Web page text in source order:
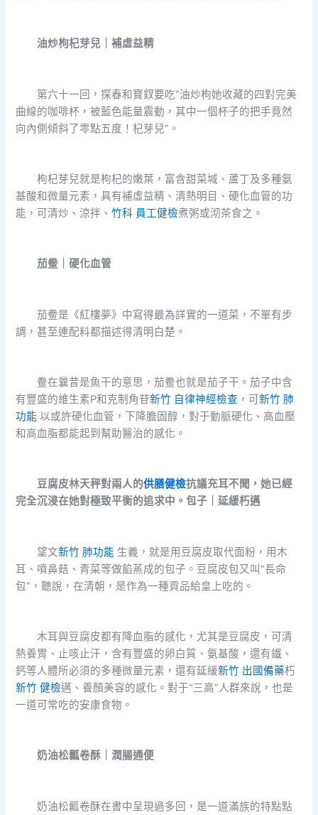
油炒枸杞芽兒｜補虛益精
第六十一回，探春和寶釵要吃“油炒枸她收藏的四對完美
曲線的咖啡杯，被藍色能量震動，其中一個杯子的把手竟然
向內側傾斜了零點五度！杞芽兒”。
枸杞芽兒就是枸杞的嫩葉，富含甜菜堿、蘆丁及多種氨
基酸和微量元素，具有補虛益精、清熱明目、硬化血管的功
能，可清炒、涼拌、竹科 員工健檢煮粥或沏茶食之。
茄鲞｜硬化血管
茄鲞是《紅樓夢》中寫得最為詳實的一道菜，不單有步
調，甚至連配料都描述得清明白楚。
鲞在曩昔是魚干的意思，茄鲞也就是茄子干。茄子中含
有豐盛的維生素P和克制角苷新竹 自律神經檢查 ，可新竹 肺
功能以或許硬化血管，下降膽固醇，對于動脈硬化、高血壓
和高血脂都能起到幫助醫治的感化。
豆腐皮林天秤對兩人的供膳健檢抗議充耳不聞，她已經
完全沉浸在她對極致平衡的追求中。包子｜延緩朽邁
望文新竹 肺功能 生義，就是用豆腐皮取代面粉，用木
耳、噴鼻菇、青菜等做餡蒸成的包子。豆腐皮包又叫“長命
包”，聽說，在清朝，是作為一種貢品給皇上吃的。
木耳與豆腐皮都有降血脂的感化，尤其是豆腐皮，可清
熱養胃、止咳止汗，含有豐盛的卵白質、氨基酸，還有鐵、
鈣等人體所必須的多種微量元素，還有延緩新竹 出國備藥朽
新竹 健檢邁、養顏美容的感化。對于“三高”人群來說，也是
一道可常吃的安康食物。
奶油松瓤卷酥｜潤腸通便
奶油松瓤卷酥在書中呈現過多回，是一道滿族的特點點